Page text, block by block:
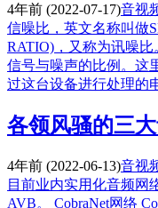
4年前 (2022-07-17)音视
信噪比，英文名称叫做
RATIO)，又称为讯噪
信号与噪声的比例。这
过这台设备进行处理的
各领风骚的三
4年前 (2022-06-13)音视
目前业内实用化音频网
AVB。 CobraNet网络